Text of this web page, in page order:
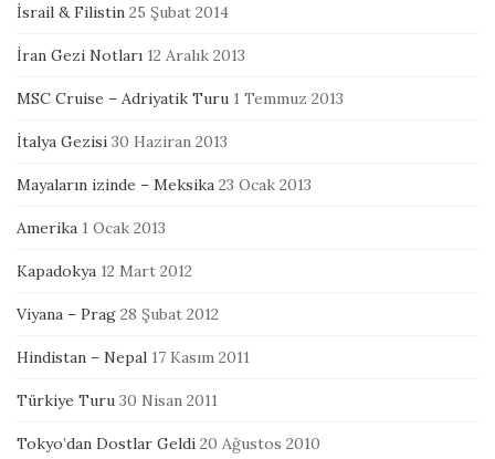
İsrail & Filistin 25 Şubat 2014
İran Gezi Notları 12 Aralık 2013
MSC Cruise – Adriyatik Turu 1 Temmuz 2013
İtalya Gezisi 30 Haziran 2013
Mayaların izinde – Meksika 23 Ocak 2013
Amerika 1 Ocak 2013
Kapadokya 12 Mart 2012
Viyana – Prag 28 Şubat 2012
Hindistan – Nepal 17 Kasım 2011
Türkiye Turu 30 Nisan 2011
Tokyo’dan Dostlar Geldi 20 Ağustos 2010